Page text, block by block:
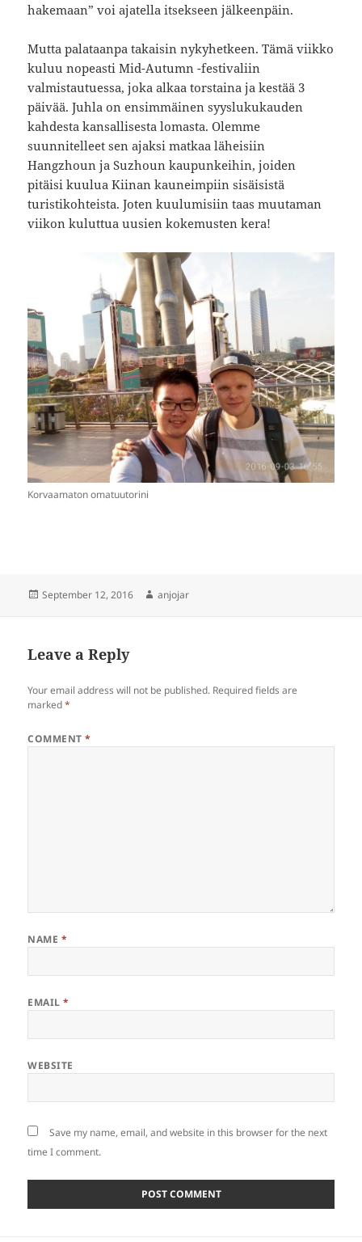
hakemaan” voi ajatella itsekseen jälkeenpäin.
Mutta palataanpa takaisin nykyhetkeen. Tämä viikko
kuluu nopeasti Mid-Autumn -festivaliin
valmistautuessa, joka alkaa torstaina ja kestää 3
päivää. Juhla on ensimmäinen syyslukukauden
kahdesta kansallisesta lomasta. Olemme
suunnitelleet sen ajaksi matkaa läheisiin
Hangzhoun ja Suzhoun kaupunkeihin, joiden
pitäisi kuulua Kiinan kauneimpiin sisäisistä
turistikohteista. Joten kuulumisiin taas muutaman
viikon kuluttua uusien kokemusten kera!
Korvaamaton omatuutorini
Posted
September 12, 2016 Author
anjojar
Leave a Reply
Your email address will not be published. Required fields are
marked*
COMMENT*
NAME *
EMAIL*
WEBSITE
Save my name, email, and website in this browser for the next
time I comment.